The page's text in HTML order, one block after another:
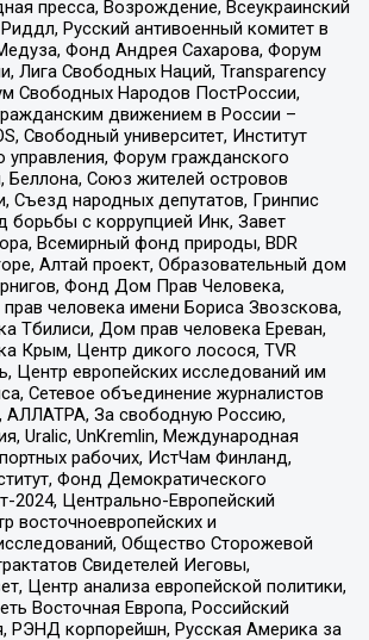
пресса, Возрождение, Всеукраинский
Русский антивоенный комитет в
Фонд Андрея Сахарова, Форум
Лига Свободных Наций, Transparеncy
Свободных Народов ПостРоссии,
движением в России –
Свободный университет, Институт
управления, Форум гражданского
Беллона, Союз жителей островов
Съезд народных депутатов, Гринпис
борьбы с коррупцией Инк, Завет
Всемирный фонд природы, BDR
Алтай проект, Образовательный дом
Фонд Дом Прав Человека,
человека имени Бориса Звозскова,
Тбилиси, Дом прав человека Ереван,
Крым, Центр дикого лосося, TVR
Центр европейских исследований им
Сетевое объединение журналистов
АЛЛАТРА, За свободную Россию,
Uralic, UnKremlin, Международная
рабочих, ИстЧам Финланд,
Фонд Демократического
2024, Центрально-Европейский
восточноевропейских и
Общество Сторожевой
Свидетелей Иеговы,
Центр анализа европейской политики,
Восточная Европа, Российский
РЭНД корпорейшн, Русская Америка за